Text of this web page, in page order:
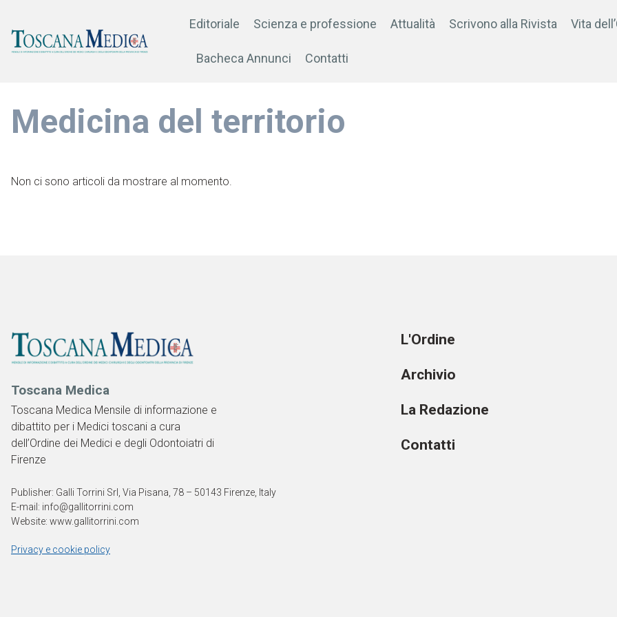
Editoriale Scienza e professione Attualità Scrivono alla Rivista Vita
Bacheca Annunci Contatti
Medicina del territorio
Non ci sono articoli da mostrare al momento.
Toscana Medica
Toscana Medica Mensile di informazione e
dibattito per i Medici toscani a cura
dell’Ordine dei Medici e degli Odontoiatri di
Firenze
Publisher: Galli Torrini Srl, Via Pisana, 78 – 50143 Firenze, Italy
E-mail: info@gallitorrini.com
Website: www.gallitorrini.com
Privacy e cookie policy
L'Ordine
Archivio
La Redazione
Contatti